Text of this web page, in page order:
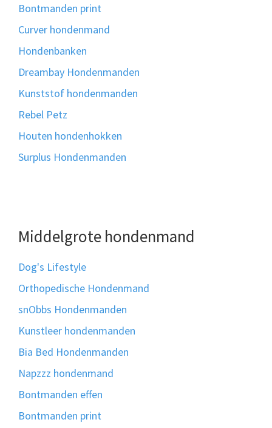
Bontmanden print
Curver hondenmand
Hondenbanken
Dreambay Hondenmanden
Kunststof hondenmanden
Rebel Petz
Houten hondenhokken
Surplus Hondenmanden
Middelgrote hondenmand
Dog's Lifestyle
Orthopedische Hondenmand
snObbs Hondenmanden
Kunstleer hondenmanden
Bia Bed Hondenmanden
Napzzz hondenmand
Bontmanden effen
Bontmanden print